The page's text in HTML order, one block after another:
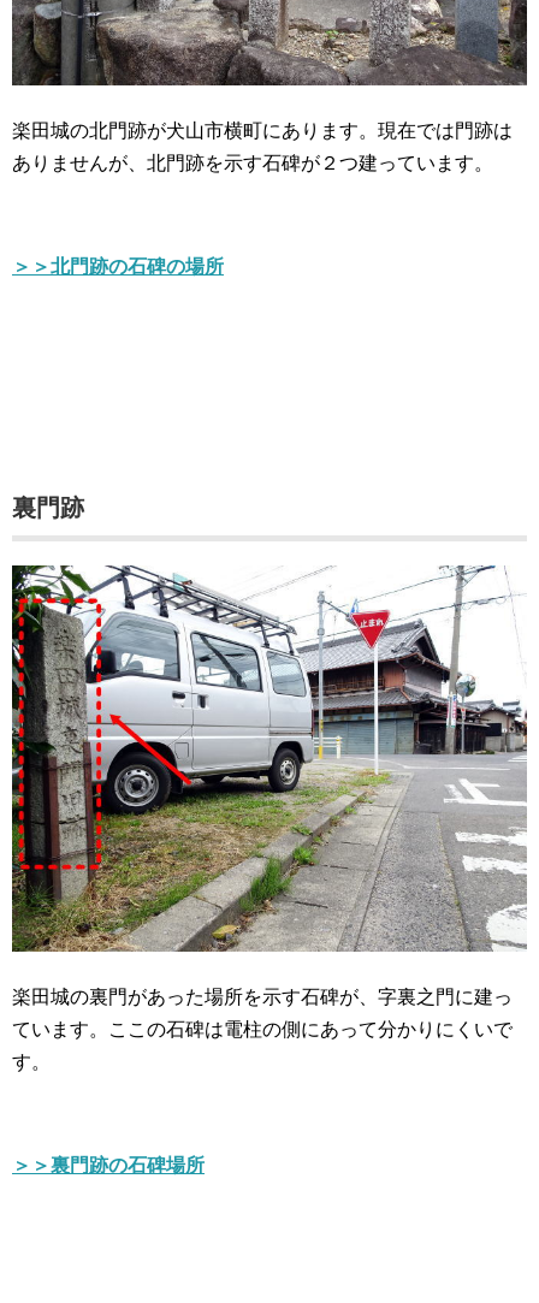
楽田城の北門跡が犬山市横町にあります。現在では門跡は
ありませんが、北門跡を示す石碑が２つ建っています。
＞＞北門跡の石碑の場所
裏門跡
楽田城の裏門があった場所を示す石碑が、字裏之門に建っ
ています。ここの石碑は電柱の側にあって分かりにくいで
す。
＞＞裏門跡の石碑場所